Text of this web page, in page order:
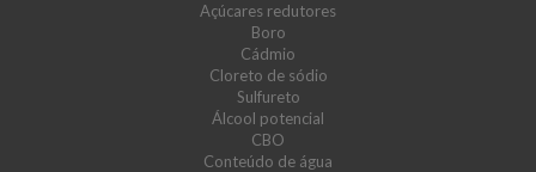
Açúcares redutores
Boro
Cádmio
Cloreto de sódio
Sulfureto
Álcool potencial
CBO
Conteúdo de água